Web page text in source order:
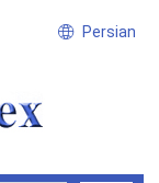
Persian